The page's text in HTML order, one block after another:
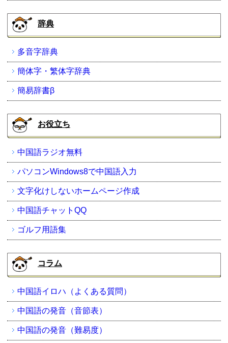
辞典
多音字辞典
簡体字・繁体字辞典
簡易辞書β
お役立ち
中国語ラジオ無料
パソコンWindows8で中国語入力
文字化けしないホームページ作成
中国語チャットQQ
ゴルフ用語集
コラム
中国語イロハ（よくある質問）
中国語の発音（音節表）
中国語の発音（難易度）